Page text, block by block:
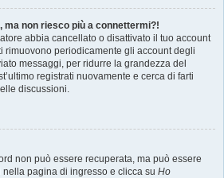
ma non riesco più a connettermi?!
abbia cancellato o disattivato il tuo account
rimuovono periodicamente gli account degli
messaggi, per ridurre la grandezza del
registrati nuovamente e cerca di farti
discussioni.
non può essere recuperata, ma può essere
pagina di ingresso e clicca su Ho